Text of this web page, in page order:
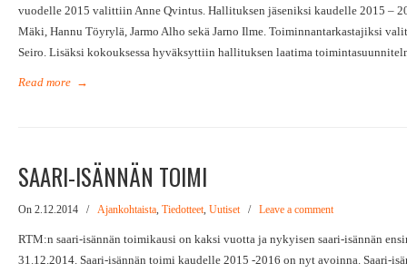
vuodelle 2015 valittiin Anne Qvintus. Hallituksen jäseniksi kaudelle 2015 –
Mäki, Hannu Töyrylä, Jarmo Alho sekä Jarno Ilme. Toiminnantarkastajiksi
Seiro. Lisäksi kokouksessa hyväksyttiin hallituksen laatima
Read more →
SAARI-ISÄNNÄN TOIMI
On 2.12.2014 / Ajankohtaista, Tiedotteet, Uutiset / Leave a comment
RTM:n saari-isännän toimikausi on kaksi vuotta ja nykyisen saari-isännän
31.12.2014. Saari-isännän toimi kaudelle 2015 -2016 on nyt avoinna. Saari-